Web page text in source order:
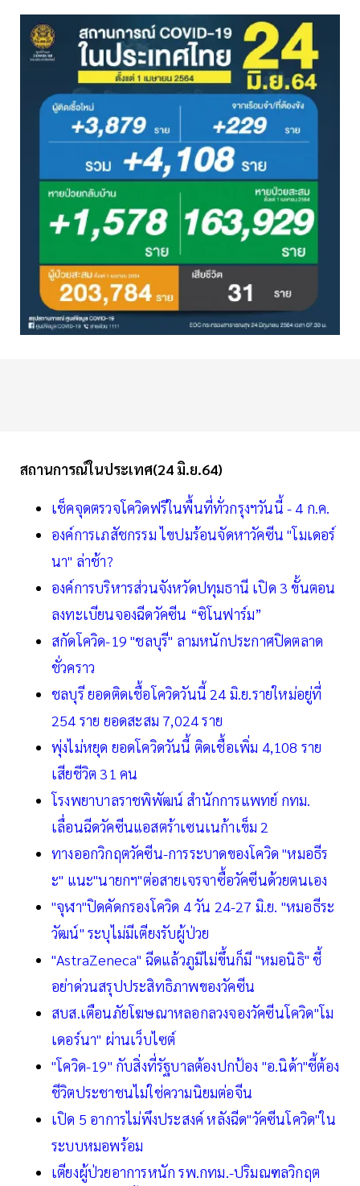
สถานการณ์ในประเทศ(24 มิ.ย.64)
เช็คจุดตรวจโควิดฟรีในพื้นที่ทั่วกรุงฯวันนี้ - 4 ก.ค.
องค์การเภสัชกรรม ไขปมร้อนจัดหาวัคซีน "โมเดอร์
นา" ล่าช้า?
องค์การบริหารส่วนจังหวัดปทุมธานี เปิด 3 ขั้นตอน
ลงทะเบียนจองฉีดวัคซีน “ซิโนฟาร์ม”
สกัดโควิด-19 "ชลบุรี" ลามหนักประกาศปิดตลาด
ชั่วคราว
ชลบุรี ยอดติดเชื้อโควิดวันนี้ 24 มิ.ย.รายใหม่อยู่ที่
254 ราย ยอดสะสม 7,024 ราย
พุ่งไม่หยุด ยอดโควิดวันนี้ ติดเชื้อเพิ่ม 4,108 ราย
เสียชีวิต 31 คน
โรงพยาบาลราชพิพัฒน์ สำนักการแพทย์ กทม.
เลื่อนฉีดวัคซีนแอสตร้าเซนเนก้าเข็ม 2
ทางออกวิกฤตวัคซีน-การระบาดของโควิด "หมอธีร
ะ" แนะ"นายกฯ"ต่อสายเจรจาซื้อวัคซีนด้วยตนเอง
"จุฬา"ปิดคัดกรองโควิด 4 วัน 24-27 มิ.ย. "หมอธีระ
วัฒน์" ระบุไม่มีเตียงรับผู้ป่วย
"AstraZeneca" ฉีดแล้วภูมิไม่ขึ้นก็มี "หมอนิธิ" ชี้
อย่าด่วนสรุปประสิทธิภาพของวัคซีน
สบส.เตือนภัยโฆษณาหลอกลวงจองวัคซีนโควิด"โม
เดอร์นา" ผ่านเว็บไซต์
"โควิด-19" กับสิ่งที่รัฐบาลต้องปกป้อง "อ.นิด้า"ชี้ต้อง
ชีวิตประชาชนไม่ใช่ความนิยมต่อจีน
เปิด 5 อาการไม่พึงประสงค์ หลังฉีด"วัคซีนโควิด"ใน
ระบบหมอพร้อม
เตียงผู้ป่วยอาการหนัก รพ.กทม.-ปริมณฑลวิกฤต